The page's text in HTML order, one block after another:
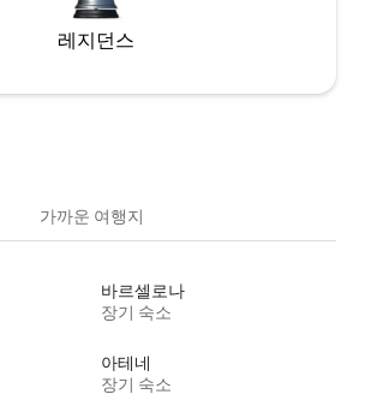
레지던스
가까운 여행지
바르셀로나
장기 숙소
아테네
장기 숙소